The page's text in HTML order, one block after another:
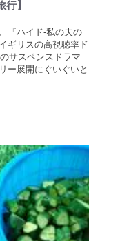
】
『ハイド-私の夫の
ギリスの高視聴率ド
サスペンスドラマ
ー展開にぐいぐいと